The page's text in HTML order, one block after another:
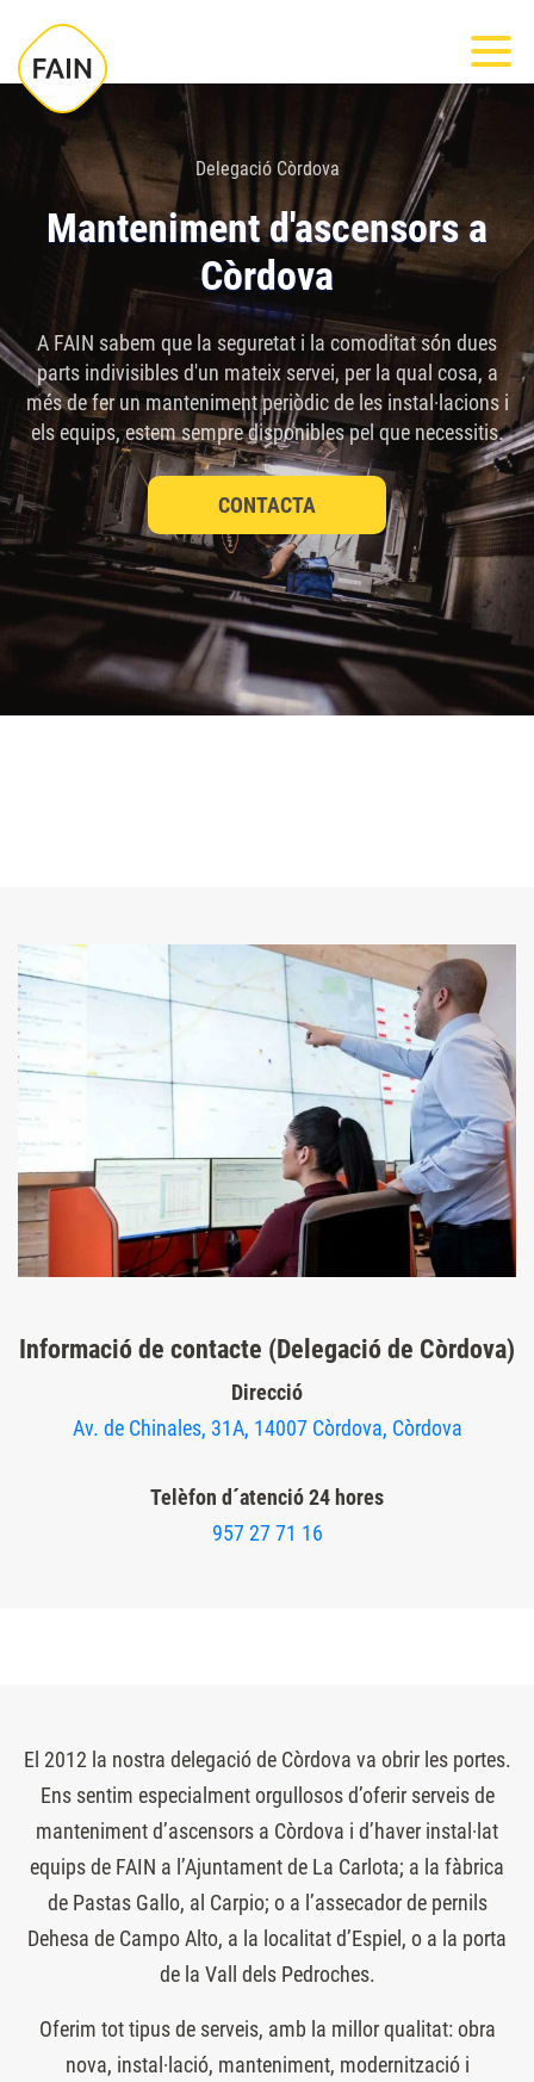
este
sitio
sistema
Delegació Còrdova
Manteniment d'ascensors a
Còrdova
A FAIN sabem que la seguretat i la comoditat són dues
parts indivisibles d'un mateix servei, per la qual cosa, a
més de fer un manteniment periòdic de les instal·lacions i
els equips, estem sempre disponibles pel que necessitis.
CONTACTA
Informació de contacte (Delegació de Còrdova)
Direcció
Av. de Chinales, 31A, 14007 Còrdova, Còrdova
Telèfon d´atenció 24 hores
957 27 71 16
El 2012 la nostra delegació de Còrdova va obrir les portes.
Ens sentim especialment orgullosos d’oferir serveis de
manteniment d’ascensors a Còrdova i d’haver instal·lat
equips de FAIN a l’Ajuntament de La Carlota; a la fàbrica
de Pastas Gallo, al Carpio; o a l’assecador de pernils
Dehesa de Campo Alto, a la localitat d’Espiel, o a la porta
de la Vall dels Pedroches.
Oferim tot tipus de serveis, amb la millor qualitat: obra
nova, instal·lació, manteniment, modernització i